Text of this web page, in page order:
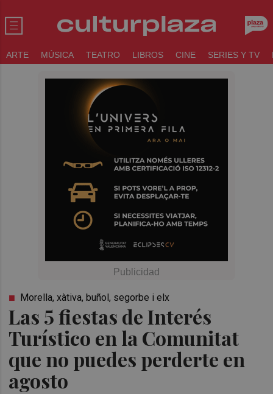
ARTE MÚSICA TEATRO LIBROS CINE SERIES Y TV
Las 5 fiestas de Interés
Turístico en la Comunitat
que no puedes perderte en
agosto
Morella, xàtiva, buñol, segorbe i elx